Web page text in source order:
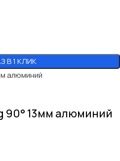
В 1 КЛИК
90° 13мм алюминий